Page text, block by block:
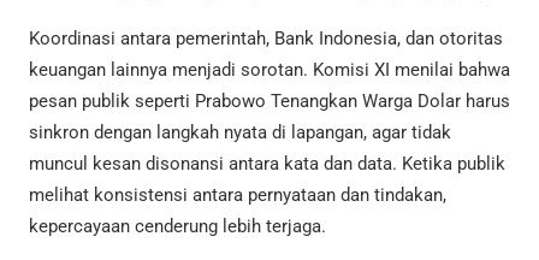
Koordinasi antara pemerintah, Bank Indonesia, dan otoritas
keuangan lainnya menjadi sorotan. Komisi XI menilai bahwa
pesan publik seperti Prabowo Tenangkan Warga Dolar harus
sinkron dengan langkah nyata di lapangan, agar tidak
muncul kesan disonansi antara kata dan data. Ketika publik
melihat konsistensi antara pernyataan dan tindakan,
kepercayaan cenderung lebih terjaga.